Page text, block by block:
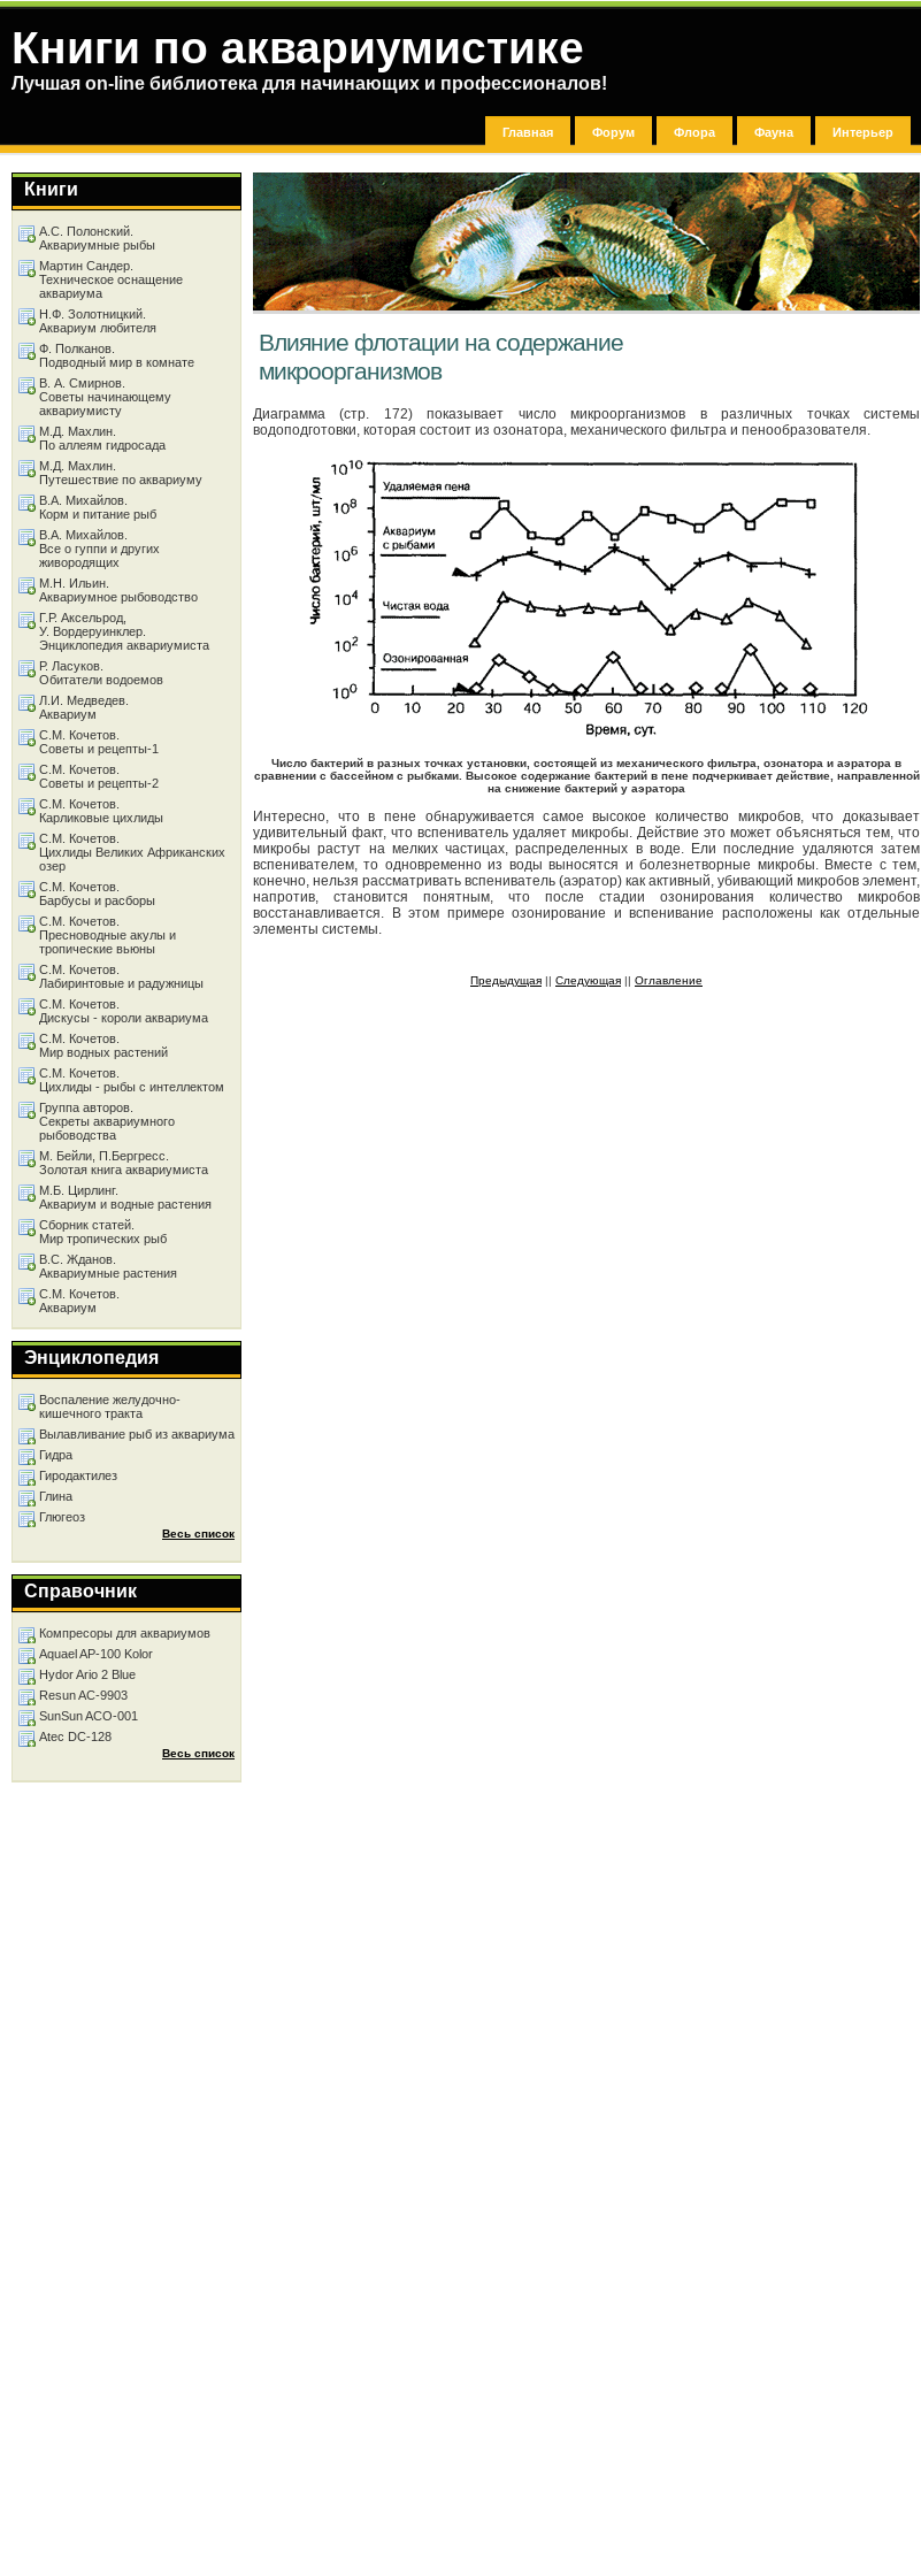
Книги по аквариумистике
Лучшая on-line библиотека для начинающих и профессионалов!
Главная Форум Флора Фауна Интерьер
Влияние флотации на содержание
микроорганизмов
Диаграмма (стр. 172) показывает число микроорганизмов в различных точках системы
водоподготовки, которая состоит из озонатора, механического фильтра и пенообразователя.
Число бактерий в разных точках установки, состоящей из механического фильтра, озонатора и аэратора в
сравнении с бассейном с рыбками. Высокое содержание бактерий в пене подчеркивает действие, направленной
на снижение бактерий у аэратора
Интересно, что в пене обнаруживается самое высокое количество микробов, что доказывает
удивительный факт, что вспениватель удаляет микробы. Действие это может объясняться тем, что
микробы растут на мелких частицах, распределенных в воде. Ели последние удаляются затем
вспенивателем, то одновременно из воды выносятся и болезнетворные микробы. Вместе с тем,
конечно, нельзя рассматривать вспениватель (аэратор) как активный, убивающий микробов элемент,
напротив, становится понятным, что после стадии озонирования количество микробов
восстанавливается. В этом примере озонирование и вспенивание расположены как отдельные
элементы системы.
Предыдущая || Следующая || Оглавление
Книги
А.С. Полонский.
Аквариумные рыбы
Мартин Сандер.
Техническое оснащение
аквариума
Н.Ф. Золотницкий.
Аквариум любителя
Ф. Полканов.
Подводный мир в комнате
В. А. Смирнов.
Советы начинающему
аквариумисту
М.Д. Махлин.
По аллеям гидросада
М.Д. Махлин.
Путешествие по аквариуму
В.А. Михайлов.
Корм и питание рыб
В.А. Михайлов.
Все о гуппи и других
живородящих
М.Н. Ильин.
Аквариумное рыбоводство
Г.Р. Аксельрод,
У. Вордеруинклер.
Энциклопедия аквариумиста
Р. Ласуков.
Обитатели водоемов
Л.И. Медведев.
Аквариум
С.М. Кочетов.
Советы и рецепты-1
С.М. Кочетов.
Советы и рецепты-2
С.М. Кочетов.
Карликовые цихлиды
С.М. Кочетов.
Цихлиды Великих Африканских
озер
С.М. Кочетов.
Барбусы и расборы
С.М. Кочетов.
Пресноводные акулы и
тропические вьюны
С.М. Кочетов.
Лабиринтовые и радужницы
С.М. Кочетов.
Дискусы - короли аквариума
С.М. Кочетов.
Мир водных растений
С.М. Кочетов.
Цихлиды - рыбы с интеллектом
Группа авторов.
Секреты аквариумного
рыбоводства
М. Бейли, П.Бергресс.
Золотая книга аквариумиста
М.Б. Цирлинг.
Аквариум и водные растения
Сборник статей.
Мир тропических рыб
В.С. Жданов.
Аквариумные растения
С.М. Кочетов.
Аквариум
Энциклопедия
Воспаление желудочно-
кишечного тракта
Вылавливание рыб из аквариума
Гидра
Гиродактилез
Глина
Глюгеоз
Весь список
Справочник
Компресоры для аквариумов
Aquael AP-100 Kolor
Hydor Ario 2 Blue
Resun AC-9903
SunSun ACO-001
Atec DC-128
Весь список